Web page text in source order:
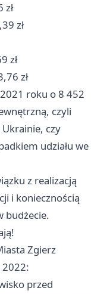
zł
zł
zł
zł
roku o 8 452
czyli
czy
udziału we
z realizacją
i koniecznością
budżecie.
Zgierz
przed